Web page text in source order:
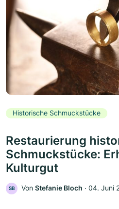
Historische Schmuckstücke
Restaurierung
Schmuckstücke:
Kulturgut
SB Von Stefanie Bloch ‧ 04. Juni